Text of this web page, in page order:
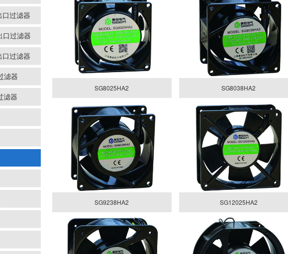
SG8025HA2 SG8038HA2
SG9238HA2 SG12025HA2
口过滤器
口过滤器
口过滤器
滤器
滤器